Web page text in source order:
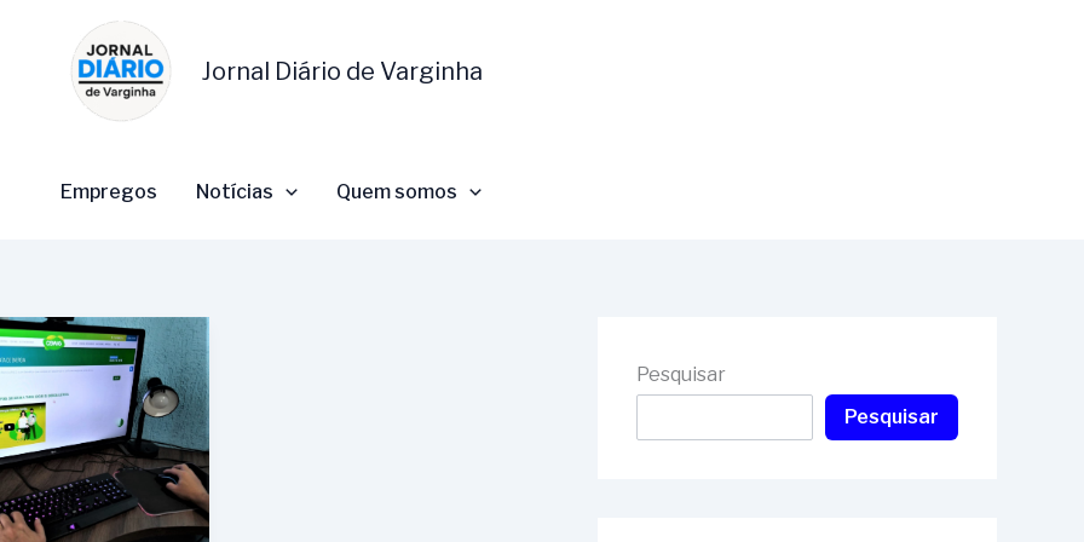
Jornal Diário de Varginha
Empregos Notícias Quem somos
Pesquisar
Pesquisar